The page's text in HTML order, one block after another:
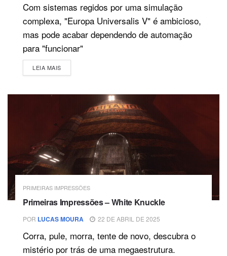
Com sistemas regidos por uma simulação
complexa, "Europa Universalis V" é ambicioso,
mas pode acabar dependendo de automação
para "funcionar"
LEIA MAISDETAILS
PRIMEIRAS IMPRESSÕES
Primeiras Impressões – White Knuckle
POR LUCAS MOURA 22 DE ABRIL DE 2025
Corra, pule, morra, tente de novo, descubra o
mistério por trás de uma megaestrutura.